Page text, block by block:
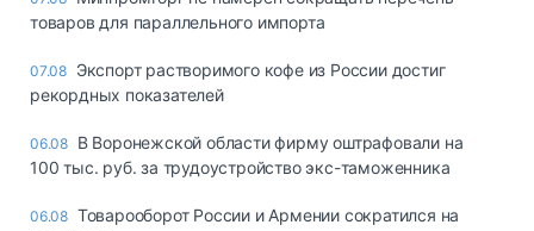
товаров для параллельного импорта
07.08 Экспорт растворимого кофе из России достиг
рекордных показателей
06.08 В Воронежской области фирму оштрафовали на
100 тыс. руб. за трудоустройство экс-таможенника
06.08 Товарооборот России и Армении сократился на